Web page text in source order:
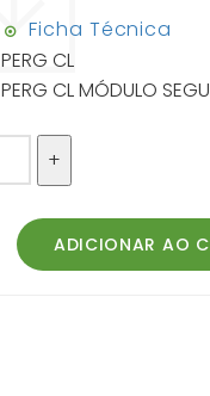
Ficha Técnica
PERG CL
PERG CL MÓDULO